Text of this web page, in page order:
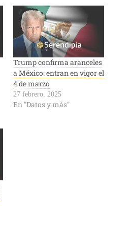
Trump confirma aranceles
a México: entran en vigor el
4 de marzo
27 febrero, 2025
En "Datos y más"